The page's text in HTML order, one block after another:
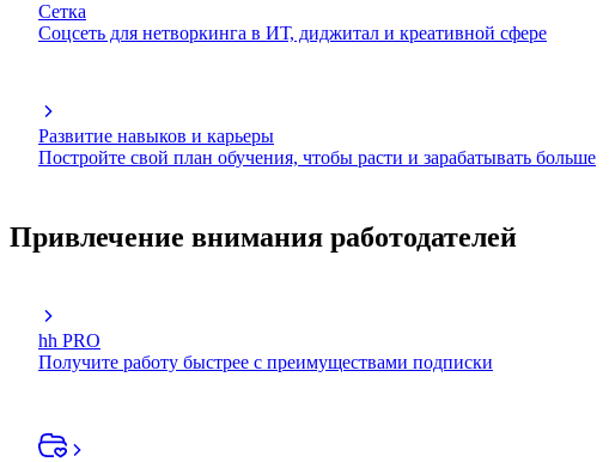
Сетка
Соцсеть для нетворкинга в ИТ, диджитал и креативной сфере
Развитие навыков и карьеры
Постройте свой план обучения, чтобы расти и зарабатывать больше
Привлечение внимания работодателей
hh PRO
Получите работу быстрее с преимуществами подписки